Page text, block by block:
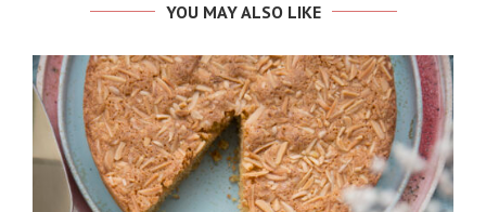
YOU MAY ALSO LIKE